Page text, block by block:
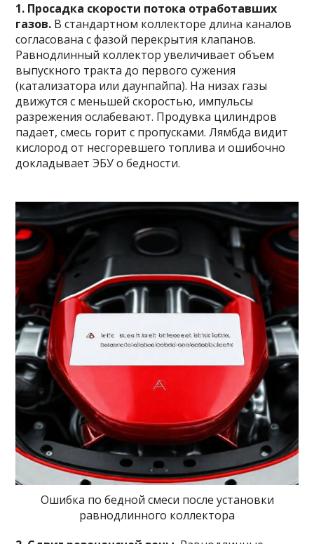
1. Просадка скорости потока отработавших
газов. В стандартном коллекторе длина каналов
согласована с фазой перекрытия клапанов.
Равнодлинный коллектор увеличивает объем
выпускного тракта до первого сужения
(катализатора или даунпайпа). На низах газы
движутся с меньшей скоростью, импульсы
разрежения ослабевают. Продувка цилиндров
падает, смесь горит с пропусками. Лямбда видит
кислород от несгоревшего топлива и ошибочно
докладывает ЭБУ о бедности.
Ошибка по бедной смеси после установки
равнодлинного коллектора